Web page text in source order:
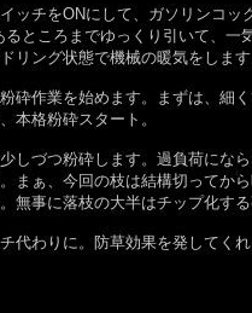
チをONにして、ガソリンコッ
ところまでゆっくり引いて、
リング状態で機械の暖気をします
作業を始めます。まずは、細
本格粉砕スタート。
づつ粉砕します。過負荷にな
まぁ、今回の枝は結構切ってか
事に落枝の大半はチップ化する
わりに。防草効果を発してくれ